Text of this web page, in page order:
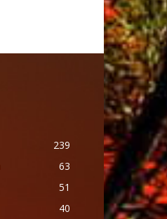
239
63
51
40